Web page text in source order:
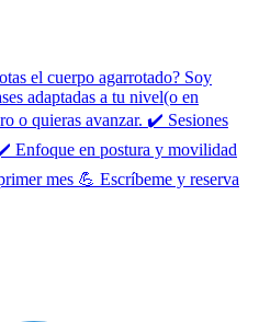
el cuerpo agarrotado? Soy
adaptadas a tu nivel(o en
o quieras avanzar. ✔️ Sesiones
Enfoque en postura y movilidad
mes 💪 Escríbeme y reserva